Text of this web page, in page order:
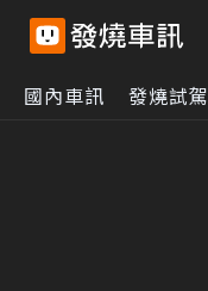
國內車訊 發燒試駕